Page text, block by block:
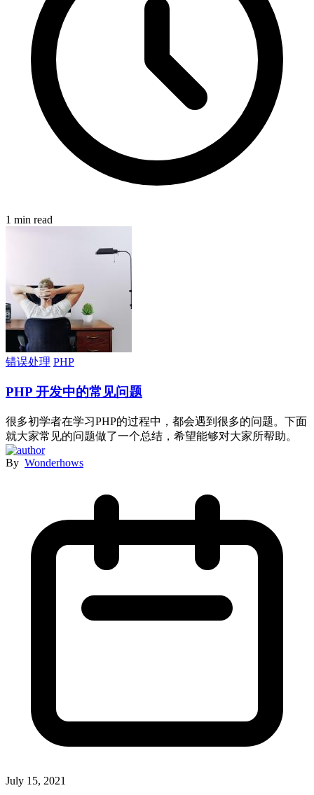
1 min read
错误处理 PHP
PHP 开发中的常见问题
很多初学者在学习PHP的过程中，都会遇到很多的问题。下面
就大家常见的问题做了一个总结，希望能够对大家所帮助。
By Wonderhows
July 15, 2021